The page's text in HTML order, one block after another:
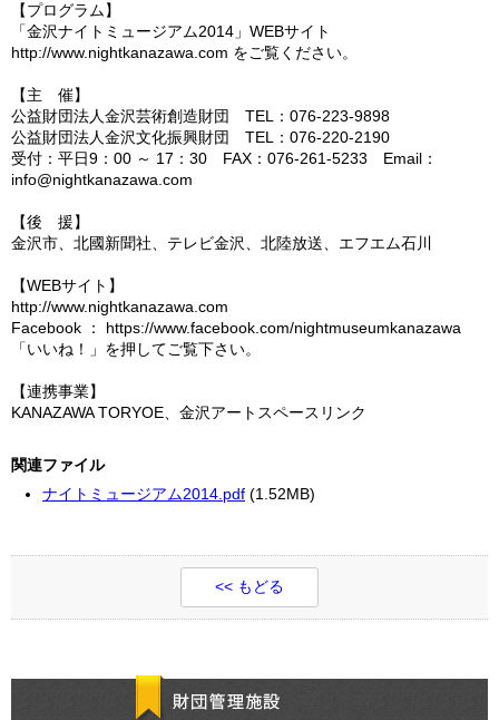
【プログラム】
「金沢ナイトミュージアム2014」WEBサイト
http://www.nightkanazawa.com をご覧ください。
【主 催】
公益財団法人金沢芸術創造財団 TEL：076-223-9898
公益財団法人金沢文化振興財団 TEL：076-220-2190
受付：平日9：00 ～ 17：30 FAX：076-261-5233 Email：
info@nightkanazawa.com
【後 援】
金沢市、北國新聞社、テレビ金沢、北陸放送、エフエム石川
【WEBサイト】
http://www.nightkanazawa.com
Facebook ： https://www.facebook.com/nightmuseumkanazawa
「いいね！」を押してご覧下さい。
【連携事業】
KANAZAWA TORYOE、金沢アートスペースリンク
関連ファイル
ナイトミュージアム2014.pdf (1.52MB)
<< もどる